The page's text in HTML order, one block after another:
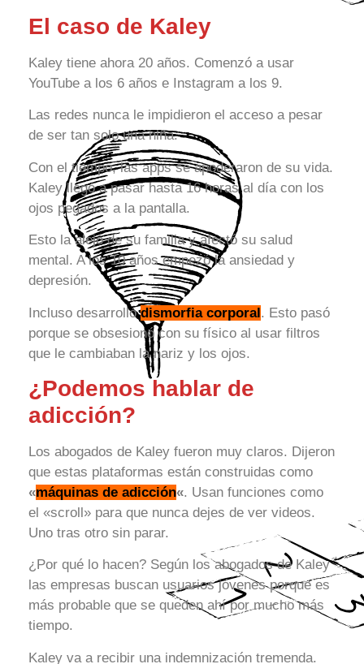
El caso de Kaley
Kaley tiene ahora 20 años. Comenzó a usar
YouTube a los 6 años e Instagram a los 9.
Las redes nunca le impidieron el acceso a pesar
de ser tan solo una niña.
Con el tiempo, las apps se apoderaron de su vida.
Kaley llegó a pasar hasta 16 horas al día con los
ojos pegados a la pantalla.
Esto la alejó de su familia y afectó su salud
mental. A los 10 años empezó la ansiedad y
depresión.
Incluso desarrollódismorfia corporal. Esto pasó
porque se obsesionó con su físico al usar filtros
que le cambiaban la nariz y los ojos.
¿Podemos hablar de
adicción?
Los abogados de Kaley fueron muy claros. Dijeron
que estas plataformas están construidas como
«máquinas de adicción«. Usan funciones como
el «scroll» para que nunca dejes de ver videos.
Uno tras otro sin parar.
¿Por qué lo hacen? Según los abogados de Kaley
las empresas buscan usuarios jóvenes porque es
más probable que se queden ahí por mucho más
tiempo.
Kaley va a recibir una indemnización tremenda.